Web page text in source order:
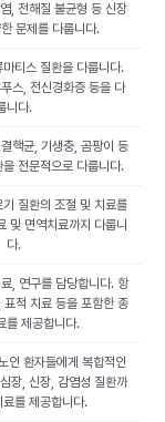
, 전해질 불균형 등 신장
문제를 다룹니다.
티스 질환을 다룹니다.
스, 전신경화증 등을 다
니다.
핵균, 기생충, 곰팡이 등
전문적으로 다룹니다.
질환의 조절 및 치료를
및 면역치료까지 다룹니
다.
, 연구를 담당합니다. 항
표적 치료 등을 포함한 종
를 제공합니다.
인 환자들에게 복합적인
장, 신장, 감염성 질환까
료를 제공합니다.